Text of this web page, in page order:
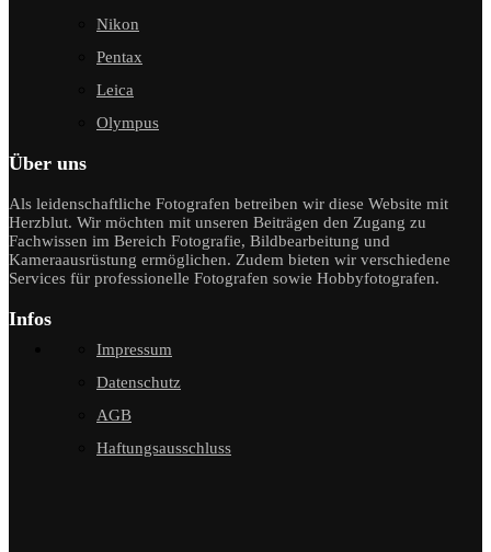
Nikon
Pentax
Leica
Olympus
Über uns
Als leidenschaftliche Fotografen betreiben wir diese Website mit
Herzblut. Wir möchten mit unseren Beiträgen den Zugang zu
Fachwissen im Bereich Fotografie, Bildbearbeitung und
Kameraausrüstung ermöglichen. Zudem bieten wir verschiedene
Services für professionelle Fotografen sowie Hobbyfotografen.
Infos
Impressum
Datenschutz
AGB
Haftungsausschluss